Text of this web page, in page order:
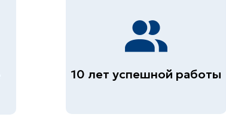
10 лет успешной работы